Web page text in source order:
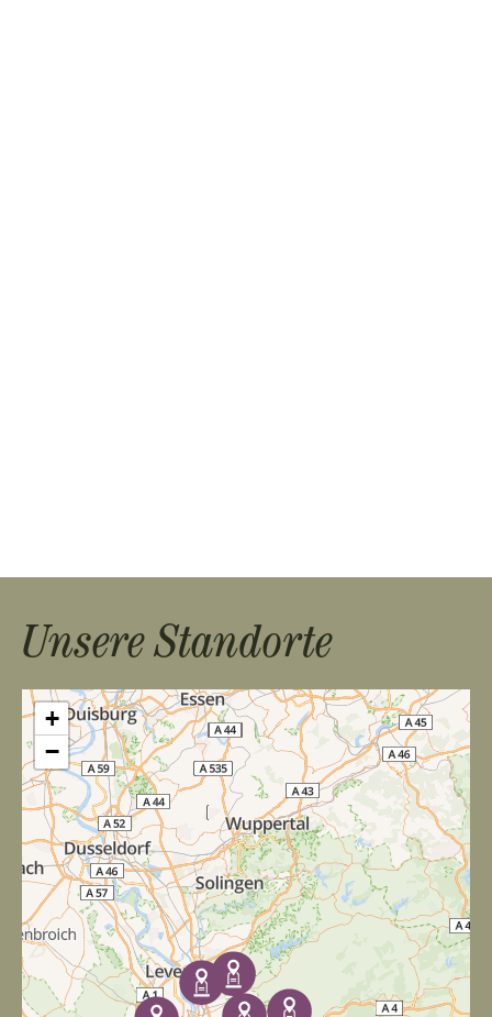
Unsere Standorte
+
−